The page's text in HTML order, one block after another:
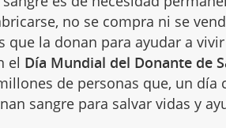
no se compra ni se
que la donan para ayudar a
el Día Mundial del Donante de
de personas que, un día
sangre para salvar vidas y